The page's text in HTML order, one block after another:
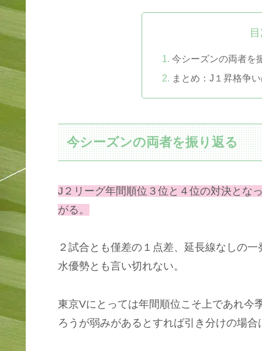
今シーズンの両者を
まとめ：J１昇格争
今シーズンの両者を振り返る
J２リーグ年間順位３位と４位の対決とな
がる。
２試合とも僅差の１点差、延長線なしの
水優勢とも言い切れない。
東京Vにとっては年間順位こそ上であれ今
ろうが弱みがあるとすれば引き分けの場